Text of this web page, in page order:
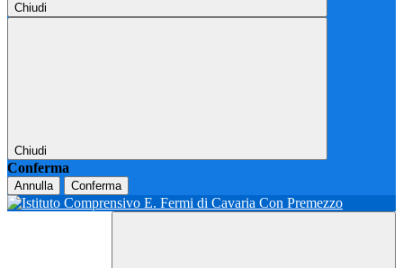
Chiudi
Chiudi
Conferma
Annulla Conferma